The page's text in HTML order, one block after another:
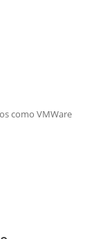
como VMWare